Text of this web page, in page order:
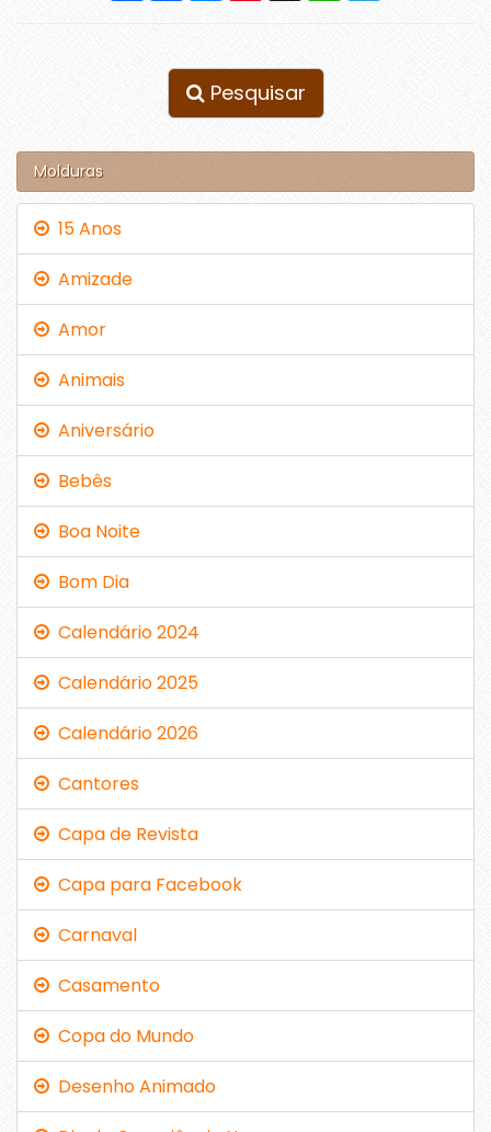
Pesquisar
Molduras
15 Anos
Amizade
Amor
Animais
Aniversário
Bebês
Boa Noite
Bom Dia
Calendário 2024
Calendário 2025
Calendário 2026
Cantores
Capa de Revista
Capa para Facebook
Carnaval
Casamento
Copa do Mundo
Desenho Animado